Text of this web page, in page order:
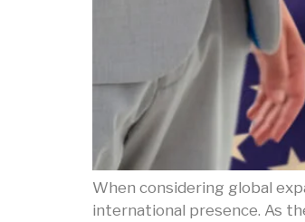
When considering global
international presence. As